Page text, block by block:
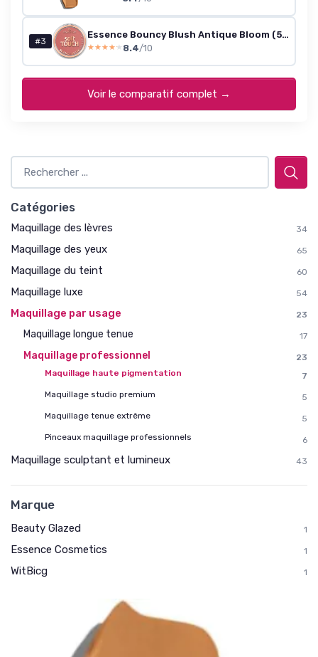
#3
Essence Bouncy Blush Antique Bloom (5g)
★★★★★
★★★★★ 8.4/10
Voir le comparatif complet →
Catégories
Maquillage des lèvres 34
Maquillage des yeux 65
Maquillage du teint 60
Maquillage luxe 54
Maquillage par usage 23
Maquillage longue tenue 17
Maquillage professionnel
23
Maquillage haute pigmentation
7
Maquillage studio premium
5
Maquillage tenue extrême
5
Pinceaux maquillage professionnels
6
Maquillage sculptant et lumineux 43
Marque
Beauty Glazed 1
Essence Cosmetics 1
WitBicg 1